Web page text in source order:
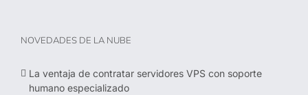
NOVEDADES DE LA NUBE
La ventaja de contratar servidores VPS con soporte
humano especializado